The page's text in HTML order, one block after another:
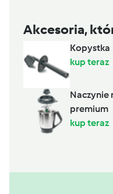
Akcesoria,
Kopystka
kup teraz
Naczynie
premium
kup teraz